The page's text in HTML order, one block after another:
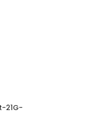
21G-